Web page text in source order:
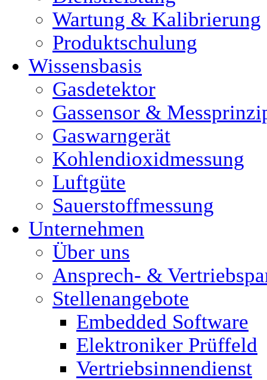
Wartung & Kalibrierung
Produktschulung
Wissensbasis
Gasdetektor
Gassensor &
Gaswarngerät
Kohlendioxidmessung
Luftgüte
Sauerstoffmessung
Unternehmen
Über uns
Ansprech- &
Stellenangebote
Embedded Software
Elektroniker Prüffeld
Vertriebsinnendienst